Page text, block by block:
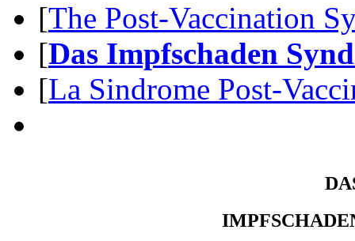
[The Post-Vaccination
[Das Impfschaden
[La Sindrome Post-